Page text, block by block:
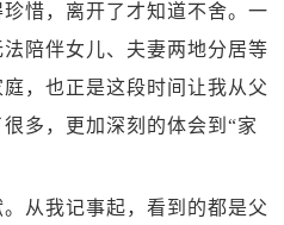
惜，离开了才知道不舍。一
陪伴女儿、夫妻两地分居等
，也正是这段时间让我从父
多，更加深刻的体会到 “家
从我记事起，看到的都是父